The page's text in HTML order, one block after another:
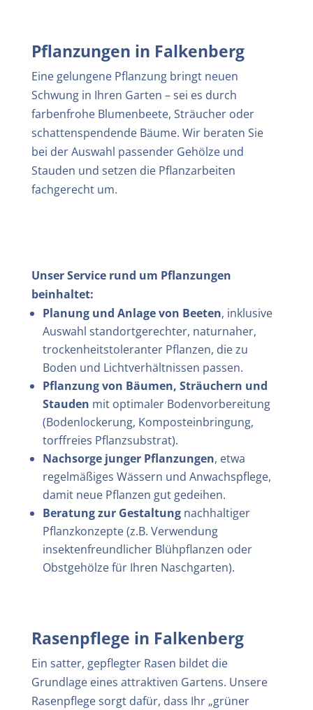
Pflanzungen in Falkenberg
Eine gelungene Pflanzung bringt neuen
Schwung in Ihren Garten – sei es durch
farbenfrohe Blumenbeete, Sträucher oder
schattenspendende Bäume. Wir beraten Sie
bei der Auswahl passender Gehölze und
Stauden und setzen die Pflanzarbeiten
fachgerecht um.
Unser Service rund um Pflanzungen
beinhaltet:
Planung und Anlage von Beeten, inklusive
Auswahl standortgerechter, naturnaher,
trockenheitstoleranter Pflanzen, die zu
Boden und Lichtverhältnissen passen.
Pflanzung von Bäumen, Sträuchern und
Stauden mit optimaler Bodenvorbereitung
(Bodenlockerung, Komposteinbringung,
torffreies Pflanzsubstrat).
Nachsorge junger Pflanzungen, etwa
regelmäßiges Wässern und Anwachspflege,
damit neue Pflanzen gut gedeihen.
Beratung zur Gestaltungnachhaltiger
Pflanzkonzepte (z.B. Verwendung
insektenfreundlicher Blühpflanzen oder
Obstgehölze für Ihren Naschgarten).
Rasenpflege in Falkenberg
Ein satter, gepflegter Rasen bildet die
Grundlage eines attraktiven Gartens. Unsere
Rasenpflege sorgt dafür, dass Ihr „grüner